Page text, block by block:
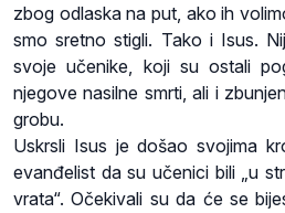
zbog odlaska na put, ako ih
smo sretno stigli. Tako i Isus.
svoje učenike, koji su ostali
njegove nasilne smrti, ali i
grobu.
Uskrsli Isus je došao svojima
evanđelist da su učenici bili „u
vrata“. Očekivali su da će se